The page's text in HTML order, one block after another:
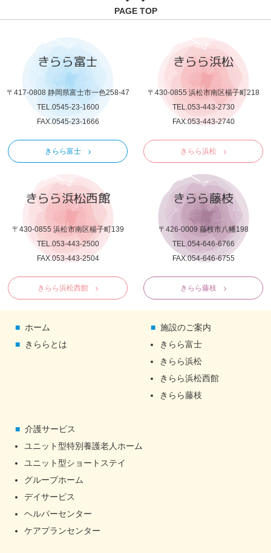
PAGE TOP
きらら富士
〒417-0808 静岡県富士市一色258-47
TEL.0545-23-1600
FAX.0545-23-1666
きらら富士
きらら浜松
〒430-0855 浜松市南区楊子町218
TEL.053-443-2730
FAX.053-443-2740
きらら浜松
きらら浜松西館
〒430-0855 浜松市南区楊子町139
TEL.053-443-2500
FAX.053-443-2504
きらら浜松西館
きらら藤枝
〒426-0009 藤枝市八幡198
TEL.054-646-6766
FAX.054-646-6755
きらら藤枝
ホーム
きららとは
施設のご案内
きらら富士
きらら浜松
きらら浜松西館
きらら藤枝
介護サービス
ユニット型特別養護老人ホーム
ユニット型ショートステイ
グループホーム
デイサービス
ヘルパーセンター
ケアプランセンター